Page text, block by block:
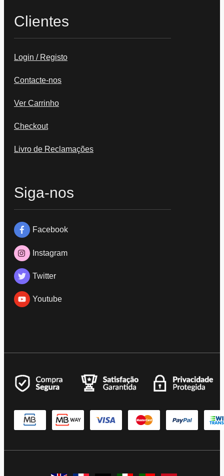
Clientes
Login / Registo
Contacte-nos
Ver Carrinho
Checkout
Livro de Reclamações
Siga-nos
Facebook
Instagram
Twitter
Youtube